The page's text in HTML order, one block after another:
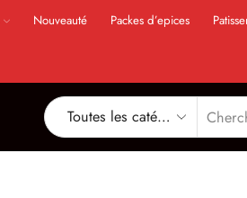
Nouveauté Packes d’epices